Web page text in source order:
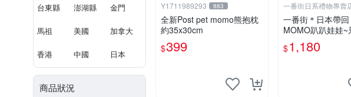
台東縣 澎湖縣 金門
馬祖 美國 加拿大
香港 中國 日本
商品狀況
Y1711989293 883
全新Post pet momo熊抱枕
約35x30cm
$399
一番街日系禮物專賣
一番街＊日本帶
MOMO趴趴娃娃~
的1號~單隻價～生
$1,180